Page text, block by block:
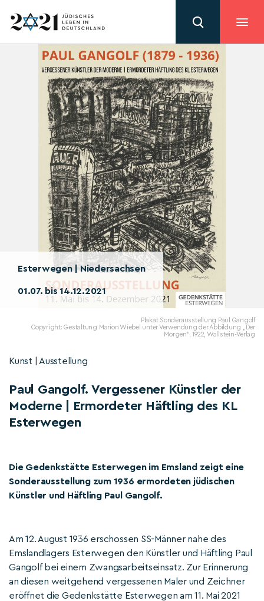
Esterwegen | Niedersachsen
01.07. bis 14.12.2021
Plakat Sonderausstellung Paul Gangolf
Copyright: Gestaltung Marion Wiebel unter Verwendung der Abbildung „Der
Morgen“, 1922, Wallstein-Verlag
Kunst | Ausstellung
Paul Gangolf. Vergessener Künstler der
Moderne | Ermordeter Häftling des KL
Esterwegen
Die Gedenkstätte Esterwegen im Emsland zeigt eine
Sonderausstellung zum 1936 ermordeten jüdischen
Künstler und Häftling Paul Gangolf.
Am 12. August 1936 erschossen SS-Männer nahe des
Emslandlagers Esterwegen den Künstler und Häftling Paul
Gangolf bei einem Zwangsarbeitseinsatz. Zur Erinnerung
an diesen weitgehend vergessenen Maler und Zeichner
eröffnet die Gedenkstätte Esterwegen am 11. Mai 2021